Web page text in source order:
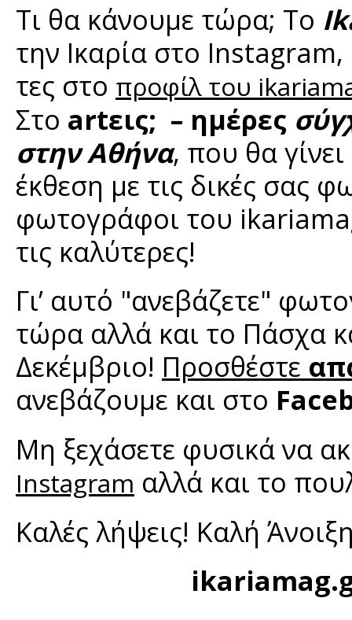
Τι θα κάνουμε τώρα; Το
την Ικαρία στο
τες στο προφίλ του
Στο artεις; – ημέρες
στην Αθήνα, που θα
έκθεση με τις δικές σας
φωτογράφοι του
τις καλύτερες!
Γι’ αυτό "ανεβάζετε"
τώρα αλλά και το Πάσχα
Δεκέμβριο! Προσθέστε
ανεβάζουμε και στο
Μη ξεχάσετε φυσικά να
Instagram αλλά και το
Καλές λήψεις! Καλή